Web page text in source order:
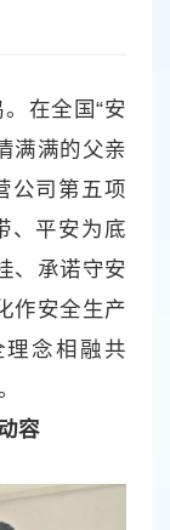
在全国“安
满满的父亲
公司第五项
、平安为底
、承诺守安
作安全生产
念相融共
容